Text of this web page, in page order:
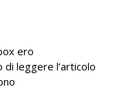
ero
leggere l’articolo